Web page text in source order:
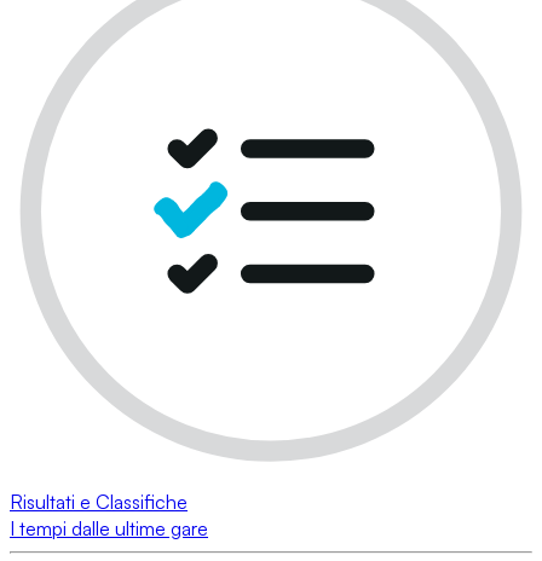
Risultati e Classifiche
I tempi dalle ultime gare